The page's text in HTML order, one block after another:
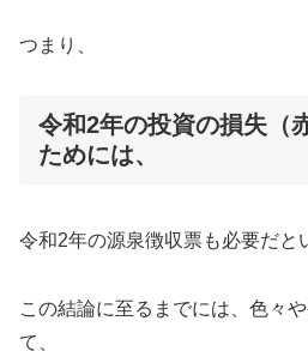
つまり、
令和2年の投資の損失（
ためには、
令和2年の源泉徴収票も必要だと
この結論に至るまでには、色々
て、